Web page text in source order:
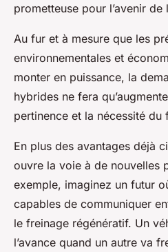
prometteuse pour l’avenir de
Au fur et à mesure que les
environnementales et
monter en puissance, la
hybrides ne fera
pertinence et la nécessité du
En plus des avantages déjà
ouvre la voie à de nouvelles
exemple, imaginez un futur
capables de communiquer
le freinage régénératif. Un
l’avance quand un autre va